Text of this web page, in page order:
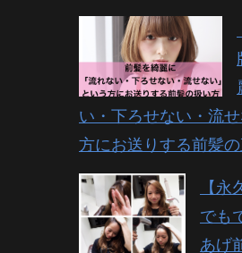
い・下ろせない・流
方にお送りする前髪
【
でも
あげ